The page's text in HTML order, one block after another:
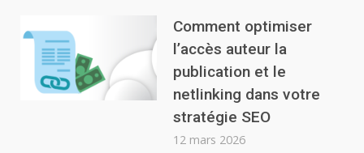
Comment optimiser
l’accès auteur la
publication et le
netlinking dans votre
stratégie SEO
12 mars 2026